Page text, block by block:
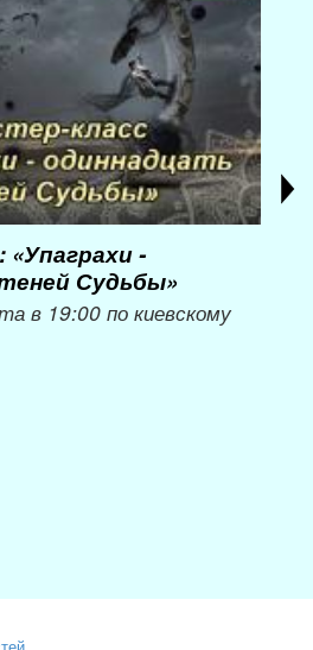
-
Судьбы»
в 19:00 по киевскому